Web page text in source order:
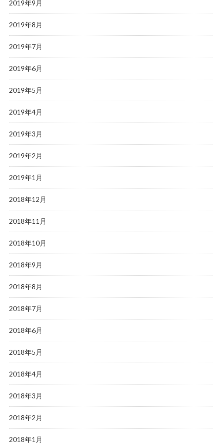
2019年9月
2019年8月
2019年7月
2019年6月
2019年5月
2019年4月
2019年3月
2019年2月
2019年1月
2018年12月
2018年11月
2018年10月
2018年9月
2018年8月
2018年7月
2018年6月
2018年5月
2018年4月
2018年3月
2018年2月
2018年1月